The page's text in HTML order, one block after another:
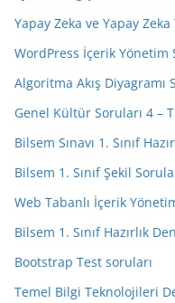
Yapay Zeka ve Yapay Zeka
WordPress İçerik Yönetim
Algoritma Akış Diyagramı
Genel Kültür Soruları 4 –
Bilsem Sınavı 1. Sınıf
Bilsem 1. Sınıf Şekil
Web Tabanlı İçerik
Bilsem 1. Sınıf Hazırlık
Bootstrap Test soruları
Temel Bilgi Teknolojileri